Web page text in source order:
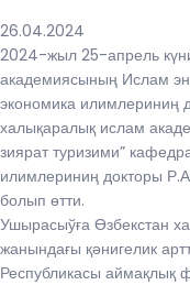
26.04.2024
2024-жыл 25-апрель
академиясының Ислам
экономика илимлериниң
халықаралық ислам
зиярат туризими”
илимлериниң докторы
болып өтти.
Ушырасыўға Өзбекстан
жанындағы қәнигелик
Республикасы аймақлық